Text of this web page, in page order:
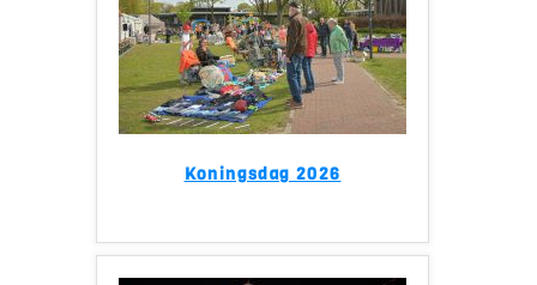
Koningsdag 2026